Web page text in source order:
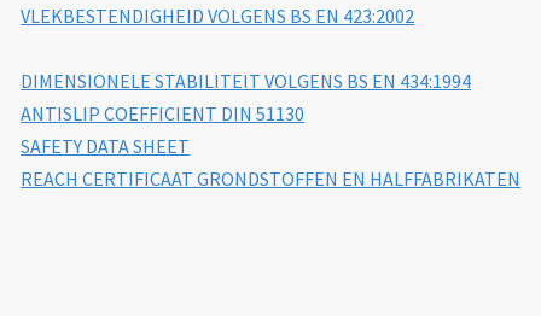
VLEKBESTENDIGHEID VOLGENS BS EN 423:2002
DIMENSIONELE STABILITEIT VOLGENS BS EN 434:1994
ANTISLIP COEFFICIENT DIN 51130
SAFETY DATA SHEET
REACH CERTIFICAAT GRONDSTOFFEN EN HALFFABRIKATEN